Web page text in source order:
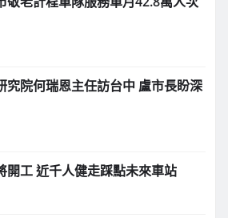
究院何瑞恩主任訪台中 盧市長盼深
開工 近千人健走踩點未來車站